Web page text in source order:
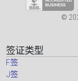
©
签证类型
F签
J签